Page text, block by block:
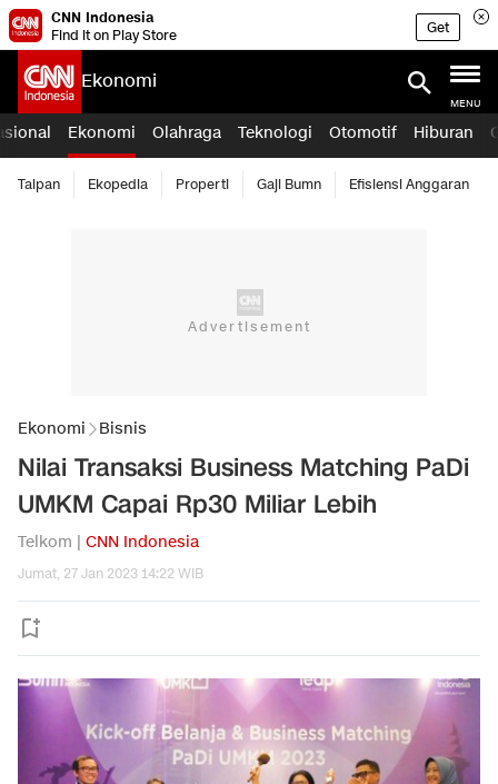
CNN Indonesia
Find it on Play Store
Get
Ekonomi
MENU
Ekonomi Olahraga Teknologi Otomotif Hiburan
Taipan Ekopedia Properti Gaji Bumn Efisiensi Anggaran
Ekonomi Bisnis
Nilai Transaksi Business Matching PaDi
UMKM Capai Rp30 Miliar Lebih
Telkom | CNN Indonesia
Jumat, 27 Jan 2023 14:22 WIB